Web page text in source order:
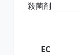
殺菌剤
EC